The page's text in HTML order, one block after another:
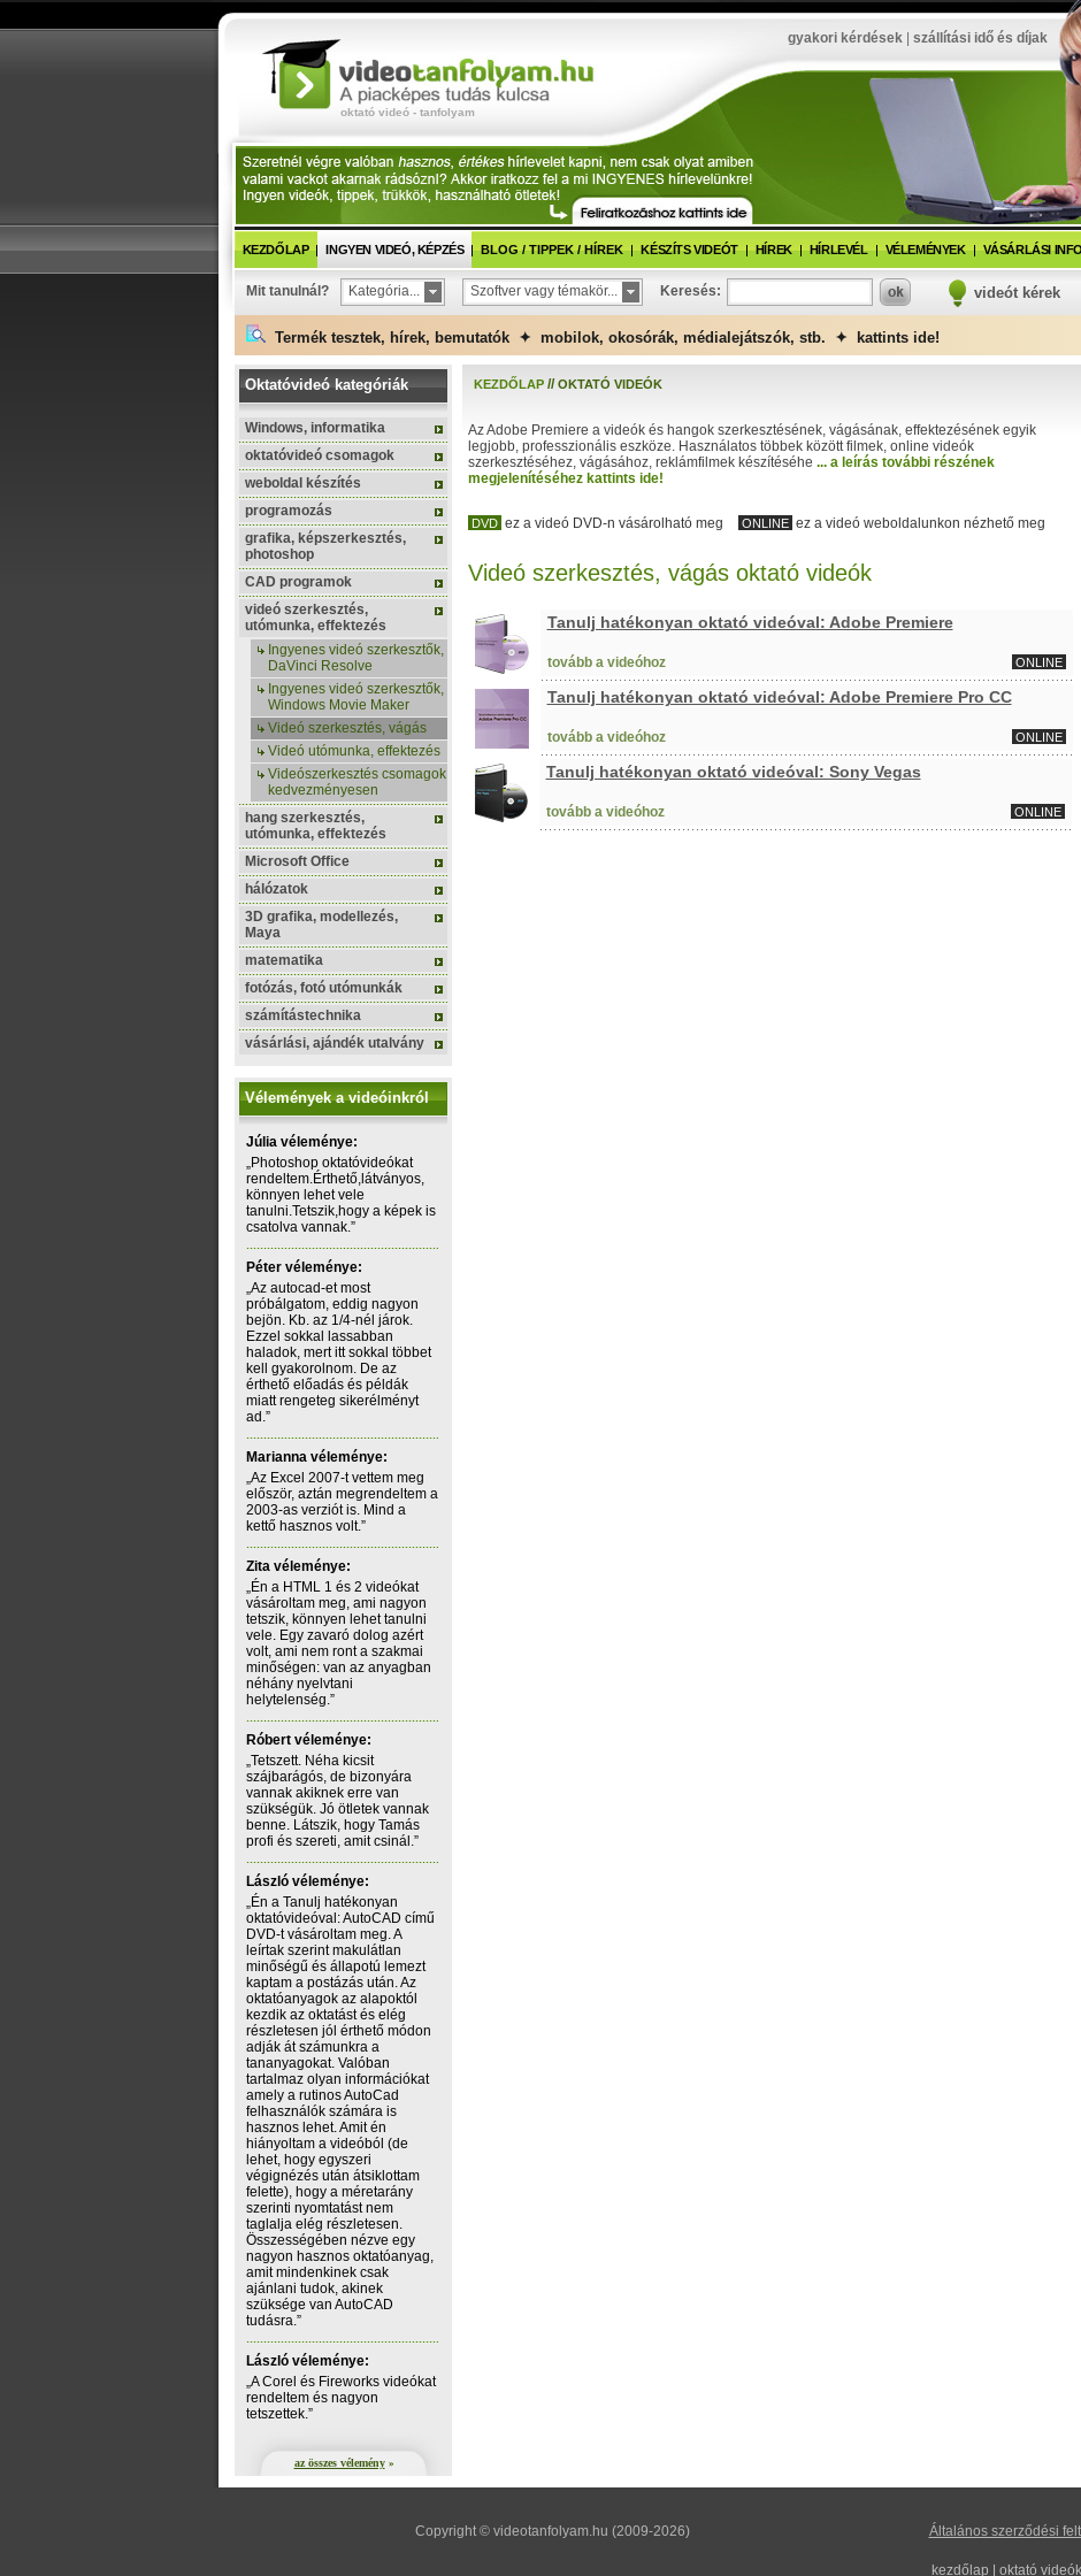
oktató videó - tanfolyam
gyakori kérdések| szállítási idő és díjak
KEZDŐLAP INGYEN VIDEÓ, KÉPZÉS BLOG / TIPPEK / HÍREK KÉSZÍTS VIDEÓT HÍREK HÍRLEVÉL VÉLEMÉNYEK VÁSÁRLÁSI
Mit tanulnál? Kategória... Szoftver vagy témakör... Keresés: videót kérek
Termék tesztek, hírek, bemutatók ✦ mobilok, okosórák, médialejátszók, stb. ✦ kattints ide!
Oktatóvideó kategóriák
Windows, informatika
oktatóvideó csomagok
weboldal készítés
programozás
grafika, képszerkesztés,
photoshop
CAD programok
videó szerkesztés,
utómunka, effektezés
Ingyenes videó szerkesztők,
DaVinci Resolve
Ingyenes videó szerkesztők,
Windows Movie Maker
Videó szerkesztés, vágás
Videó utómunka, effektezés
Videószerkesztés csomagok
kedvezményesen
hang szerkesztés,
utómunka, effektezés
Microsoft Office
hálózatok
3D grafika, modellezés,
Maya
matematika
fotózás, fotó utómunkák
számítástechnika
vásárlási, ajándék utalvány
Vélemények a videóinkról
Júlia véleménye:
„Photoshop oktatóvideókat
rendeltem.Érthető,látványos,
könnyen lehet vele
tanulni.Tetszik,hogy a képek is
csatolva vannak.”
Péter véleménye:
„Az autocad-et most
próbálgatom, eddig nagyon
bejön. Kb. az 1/4-nél járok.
Ezzel sokkal lassabban
haladok, mert itt sokkal többet
kell gyakorolnom. De az
érthető előadás és példák
miatt rengeteg sikerélményt
ad.”
Marianna véleménye:
„Az Excel 2007-t vettem meg
először, aztán megrendeltem a
2003-as verziót is. Mind a
kettő hasznos volt.”
Zita véleménye:
„Én a HTML 1 és 2 videókat
vásároltam meg, ami nagyon
tetszik, könnyen lehet tanulni
vele. Egy zavaró dolog azért
volt, ami nem ront a szakmai
minőségen: van az anyagban
néhány nyelvtani
helytelenség.”
Róbert véleménye:
„Tetszett. Néha kicsit
szájbarágós, de bizonyára
vannak akiknek erre van
szükségük. Jó ötletek vannak
benne. Látszik, hogy Tamás
profi és szereti, amit csinál.”
László véleménye:
„Én a Tanulj hatékonyan
oktatóvideóval: AutoCAD című
DVD-t vásároltam meg. A
leírtak szerint makulátlan
minőségű és állapotú lemezt
kaptam a postázás után. Az
oktatóanyagok az alapoktól
kezdik az oktatást és elég
részletesen jól érthető módon
adják át számunkra a
tananyagokat. Valóban
tartalmaz olyan információkat
amely a rutinos AutoCad
felhasználók számára is
hasznos lehet. Amit én
hiányoltam a videóból (de
lehet, hogy egyszeri
végignézés után átsiklottam
felette), hogy a méretarány
szerinti nyomtatást nem
taglalja elég részletesen.
Összességében nézve egy
nagyon hasznos oktatóanyag,
amit mindenkinek csak
ajánlani tudok, akinek
szüksége van AutoCAD
tudásra.”
László véleménye:
„A Corel és Fireworks videókat
rendeltem és nagyon
tetszettek.”
az összes vélemény »
KEZDŐLAP // OKTATÓ VIDEÓK
Az Adobe Premiere a videók és hangok szerkesztésének, vágásának, effektezésének egyik
legjobb, professzionális eszköze. Használatos többek között filmek, online videók
szerkesztéséhez, vágásához, reklámfilmek készítéséhe ... a leírás további részének
megjelenítéséhez kattints ide!
DVD ez a videó DVD-n vásárolható meg ONLINE ez a videó weboldalunkon nézhető meg
Videó szerkesztés, vágás oktató videók
Tanulj hatékonyan oktató videóval: Adobe Premiere
tovább a videóhoz ONLINE
Tanulj hatékonyan oktató videóval: Adobe Premiere Pro CC
tovább a videóhoz ONLINE
Tanulj hatékonyan oktató videóval: Sony Vegas
tovább a videóhoz ONLINE
Copyright © videotanfolyam.hu (2009-2026) Általános szerződési
kezdőlap oktató videók